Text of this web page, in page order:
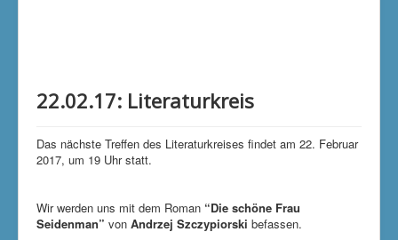
22.02.17: Literaturkreis
Das nächste Treffen des Literaturkreises findet am 22. Februar
2017, um 19 Uhr statt.
Wir werden uns mit dem Roman “Die schöne Frau
Seidenman” von Andrzej Szczypiorski befassen.